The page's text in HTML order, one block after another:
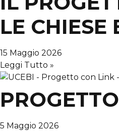
LE
15 Maggio 2026
Leggi Tutto »
5 Maggio 2026